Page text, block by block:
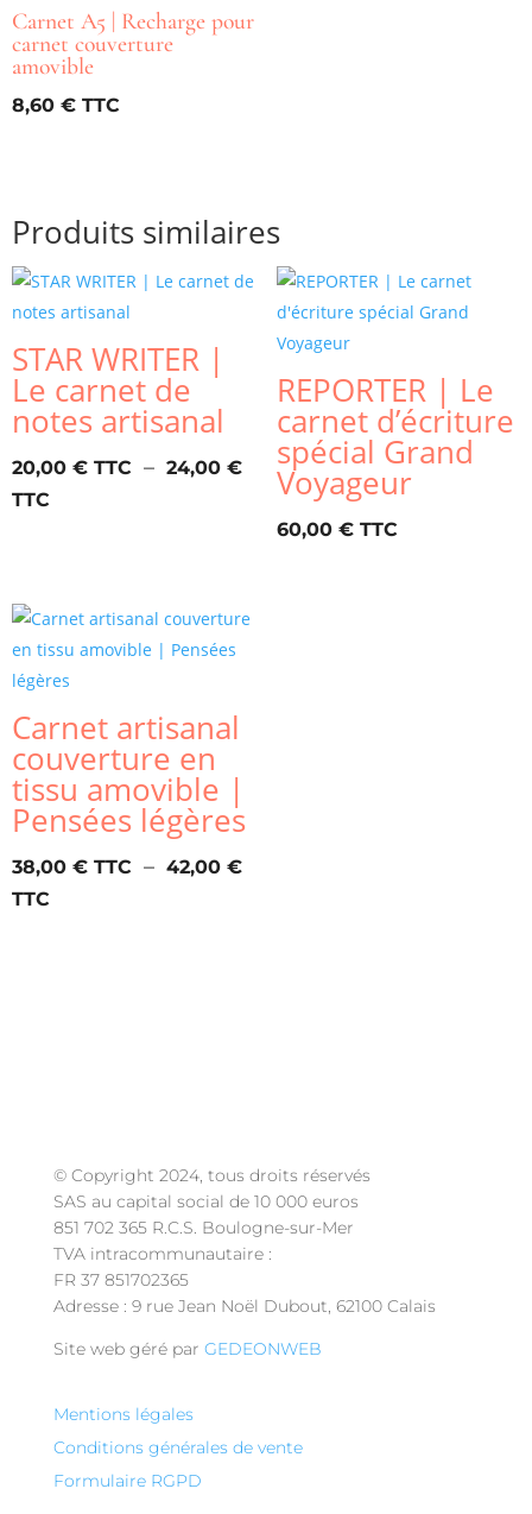
42,00 €
Carnet A5 | Recharge pour
carnet couverture
amovible
8,60 €
Produits similaires
STAR WRITER |
Le carnet de
notes artisanal
20,00 € – 24,00 €
à
24,00 €
REPORTER | Le
carnet d’écriture
spécial Grand
Voyageur
60,00 €
Carnet artisanal
couverture en
tissu amovible |
Pensées légères
38,00 € – 42,00 €
© Copyright 2024, tous droits réservés
SAS au capital social de 10 000 euros
851 702 365 R.C.S. Boulogne-sur-Mer
TVA intracommunautaire :
FR 37 851702365
Adresse : 9 rue Jean Noël Dubout, 62100 Calais
Site web géré par GEDEONWEB
Mentions légales
Conditions générales de vente
Formulaire RGPD